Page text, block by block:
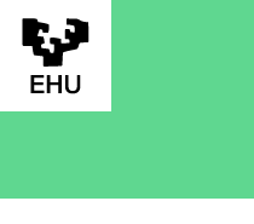
Saltar al contenido principal